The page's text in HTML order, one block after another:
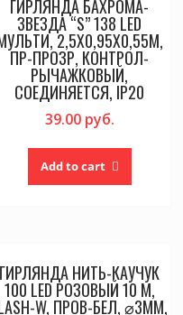
ГИРЛЯНДА БАХРОМА-
ЗВЕЗДА “S” 138 LED
2,5Х0,95Х0,55М,
ПР-ПРОЗР, КОНТРОЛ-
РЫЧАЖКОВЫЙ,
СОЕДИНЯЕТСЯ, IP20
39.00 руб.
Add to cart
ГИРЛЯНДА НИТЬ-КАУЧУК
100 LED РОЗОВЫЙ 10 М,
W, ПРОВ-БЕЛ, ⌀3ММ,